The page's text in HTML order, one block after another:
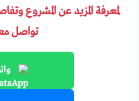
لمعرفة المزيد عن المشروع
تواصل